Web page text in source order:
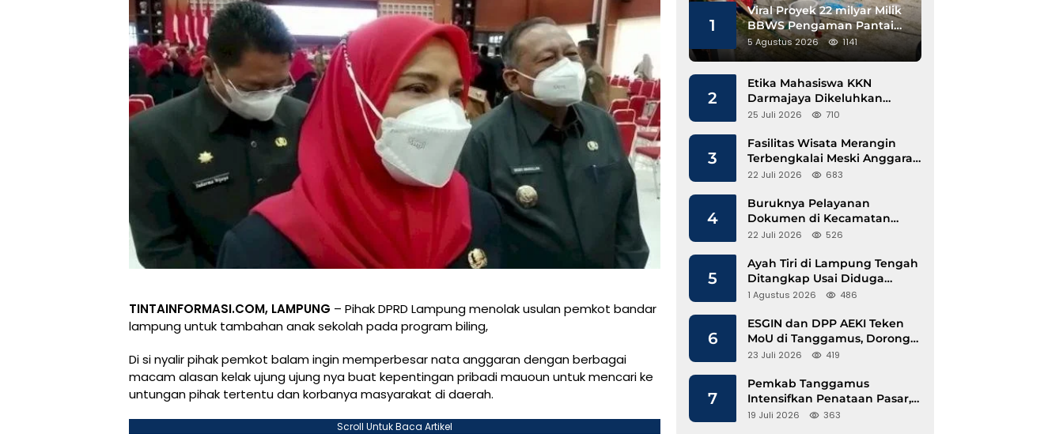
TINTAINFORMASI.COM, LAMPUNG – Pihak DPRD Lampung menolak usulan pemkot bandar
lampung untuk tambahan anak sekolah pada program biling,
Di si nyalir pihak pemkot balam ingin memperbesar nata anggaran dengan berbagai
macam alasan kelak ujung ujung nya buat kepentingan pribadi mauoun untuk mencari ke
untungan pihak tertentu dan korbanya masyarakat di daerah.
Scroll Untuk Baca Artikel
1
Viral Proyek 22 milyar Milik
BBWS Pengaman Pantai
Pesisir Barat Diduga
Gunakan Besi Banci
5 Agustus 2026 1141
2
Etika Mahasiswa KKN
Darmajaya Dikeluhkan
Kepala Pekon Sinar Jawa
25 Juli 2026 710
3
Fasilitas Wisata Merangin
Terbengkalai Meski Anggaran
Perawatan Terus Mengalir
22 Juli 2026 683
4
Buruknya Pelayanan
Dokumen di Kecamatan
Pangkalan Susu, Kinerja
22 Juli 2026 526
5
Ayah Tiri di Lampung Tengah
Ditangkap Usai Diduga
Hamili Anak di Bawah Umur
1 Agustus 2026 486
6
ESGIN dan DPP AEKI Teken
MoU di Tanggamus, Dorong
Ekonomi Hijau Berbasis Kopi
23 Juli 2026 419
7
Pemkab Tanggamus
Intensifkan Penataan Pasar,
Pedagang Diajak Tempati
19 Juli 2026 363